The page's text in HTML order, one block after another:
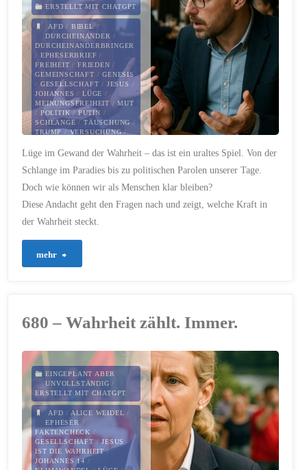
sich
als
Wahrheit
tarnt"
ERSTELLT MIT CHATGPT
AFD / BIBEL/
DURCHEINANDER /
DURCHEINANDERBRINGER
/ EPHESERBRIEF /
FREIHEIT / FRIEDEN /
GEMEINSCHAFT /GENESIS
/ GESELLSCHAFT / JESUS /
JOHANNES / LÜGE /
MEINUNGSFREIHEIT /MUT
/ POLITIK / PUTIN /
SCHLANGE /TÄUSCHUNG /
TRUMP /VERSUCHUNG/
Lüge im Gewand der Wahrheit – das ist ein uraltes Spiel. Von der
Schlange im Paradies bis zu politischen Parolen unserer Tage.
Doch wie können wir als Menschen klar bleiben?
Diese Andacht geht den Fragen nach und zeigt, welche Kraft in
der Wahrheit steckt.
mehr
verdrehen"
680 – Wahrheit zählt. Immer.
EINGEPLANT ABER
UNVOLLSTÄNDIG /
ERSTELLT MIT CHATGPT
AFD / ALICE WEIDEL /
EPHESER /
FAKTENCHECK /
GESELLSCHAFT/JESUS
IST DIE WAHRHEIT/
JOHANNES 14/